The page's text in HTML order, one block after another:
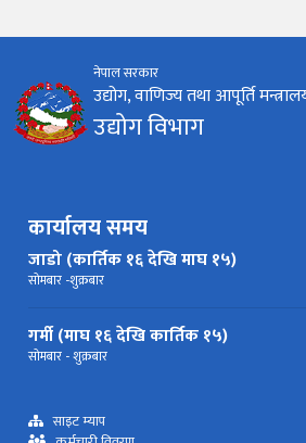
निर्देशिका
प्रेस विज्ञप्ति
नेपाल सरकार
उद्योग, वाणिज्य तथा आपूर्ति
उद्योग विभाग
कार्यालय समय
जाडो (कार्तिक १६ देखि माघ १५)
सोमबार -शुक्रबार
गर्मी (माघ १६ देखि कार्तिक १५)
सोमबार - शुक्रबार
साइट म्याप